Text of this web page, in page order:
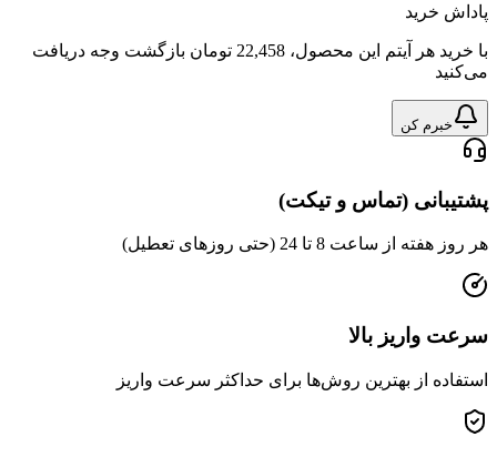
پاداش خرید
با خرید هر آیتم این محصول، 22,458 تومان
بازگشت وجه دریافت
می‌کنید
خبرم کن
پشتیبانی (تماس و تیکت)
هر روز هفته از ساعت 8 تا 24 (حتی روزهای تعطیل)
سرعت واریز بالا
استفاده از بهترین روش‌ها برای حداکثر سرعت واریز